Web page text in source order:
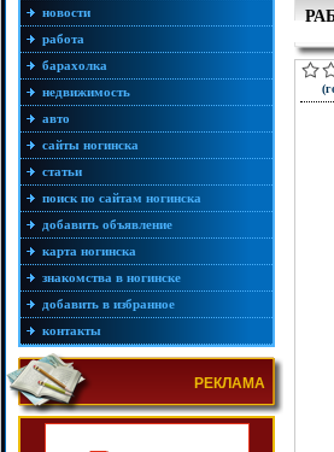
новости
работа
барахолка
недвижимость
авто
сайты ногинска
статьи
поиск по сайтам ногинска
добавить объявление
карта ногинска
знакомства в ногинске
добавить в избранное
контакты
РЕКЛАМА